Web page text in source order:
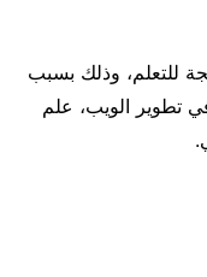
للتعلم، وذلك بسبب
تطوير الويب، علم